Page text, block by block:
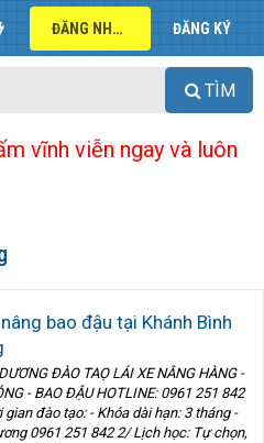
ĐĂNG NHẬP ĐĂNG KÝ
TÌM
vĩnh viễn ngay và luôn
bao đậu tại Khánh Bình
ĐÀO TAỌ LÁI XE NÂNG HÀNG -
- BAO ĐẬU HOTLINE: 0961 251 842
đào tạo: - Khóa dài hạn: 3 tháng -
0961 251 842 2/ Lịch học: Tự chọn,